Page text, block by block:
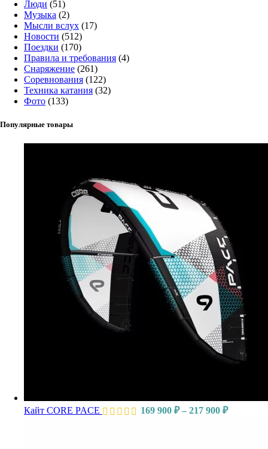
Люди (51)
Музыка (2)
Мысли вслух (17)
Новости (512)
Поездки (170)
Правила и требования (4)
Снаряжение (261)
Соревнования (122)
Техника катания (32)
Фото (133)
Популярные товары
Кайт CORE PACE 169 900 ₽ – 217 900 ₽